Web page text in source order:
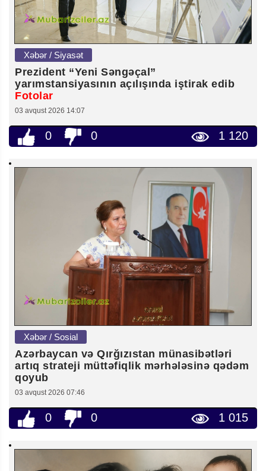
Xəbər / Siyasət
Prezident “Yeni Səngəçal”
yarımstansiyasının açılışında iştirak edib
Fotolar
03 avqust 2026 14:07
0 0 1 120
Xəbər / Sosial
Azərbaycan və Qırğızıstan münasibətləri
artıq strateji müttəfiqlik mərhələsinə qədəm
qoyub
03 avqust 2026 07:46
0 0 1 015